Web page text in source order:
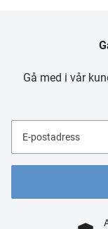
Gå med i vår
E-postadress